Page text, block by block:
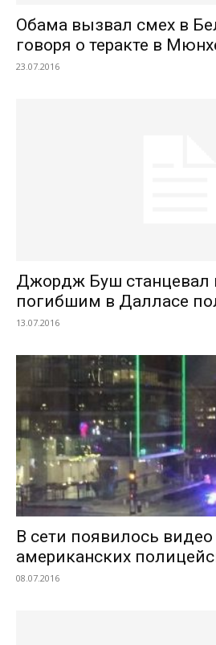
Обама вызвал смех в
говоря о теракте в
23.07.2016
Джордж Буш станцевал
погибшим в Далласе
13.07.2016
В сети появилось видео
американских
08.07.2016